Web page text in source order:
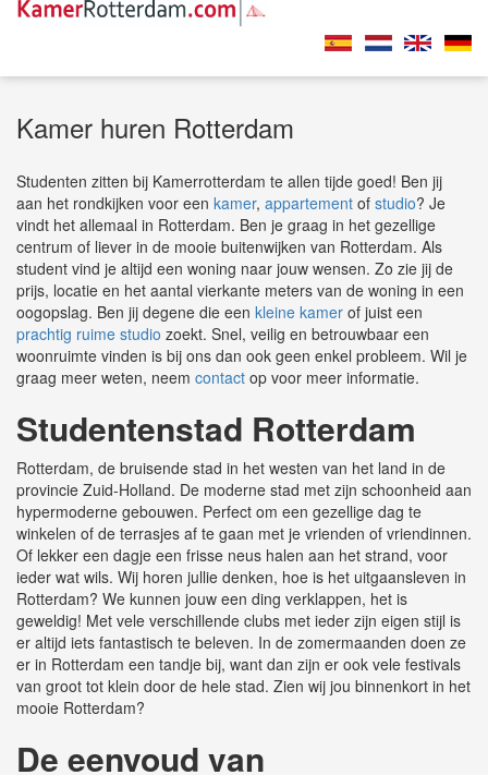
Kamer huren Rotterdam
Studenten zitten bij Kamerrotterdam te allen tijde goed! Ben jij
aan het rondkijken voor een kamer, appartement of studio? Je
vindt het allemaal in Rotterdam. Ben je graag in het gezellige
centrum of liever in de mooie buitenwijken van Rotterdam. Als
student vind je altijd een woning naar jouw wensen. Zo zie jij de
prijs, locatie en het aantal vierkante meters van de woning in een
oogopslag. Ben jij degene die een kleine kamer of juist een
prachtig ruime studio zoekt. Snel, veilig en betrouwbaar een
woonruimte vinden is bij ons dan ook geen enkel probleem. Wil je
graag meer weten, neem contact op voor meer informatie.
Studentenstad Rotterdam
Rotterdam, de bruisende stad in het westen van het land in de
provincie Zuid-Holland. De moderne stad met zijn schoonheid aan
hypermoderne gebouwen. Perfect om een gezellige dag te
winkelen of de terrasjes af te gaan met je vrienden of vriendinnen.
Of lekker een dagje een frisse neus halen aan het strand, voor
ieder wat wils. Wij horen jullie denken, hoe is het uitgaansleven in
Rotterdam? We kunnen jouw een ding verklappen, het is
geweldig! Met vele verschillende clubs met ieder zijn eigen stijl is
er altijd iets fantastisch te beleven. In de zomermaanden doen ze
er in Rotterdam een tandje bij, want dan zijn er ook vele festivals
van groot tot klein door de hele stad. Zien wij jou binnenkort in het
mooie Rotterdam?
De eenvoud van